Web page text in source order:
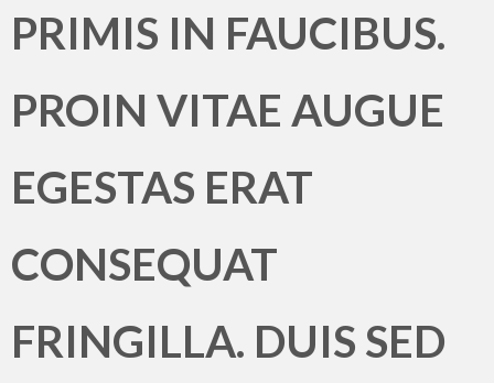
PRIMIS IN FAUCIBUS.
PROIN VITAE AUGUE
EGESTAS ERAT
CONSEQUAT
FRINGILLA. DUIS SED